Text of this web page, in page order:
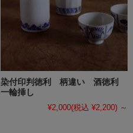
染付印判徳利 柄違い 酒徳利
一輪挿し
¥2,000(税込 ¥2,200) ～